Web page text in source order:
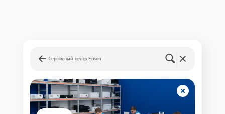
Сервисный центр Epson